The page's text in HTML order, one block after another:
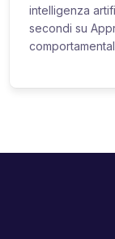
intelligenza
secondi su